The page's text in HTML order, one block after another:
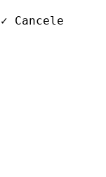
✓ Cancele